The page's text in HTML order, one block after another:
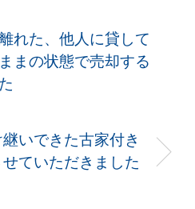
れた、他人に貸して
まの状態で売却する
いできた古家付き
ていただきました